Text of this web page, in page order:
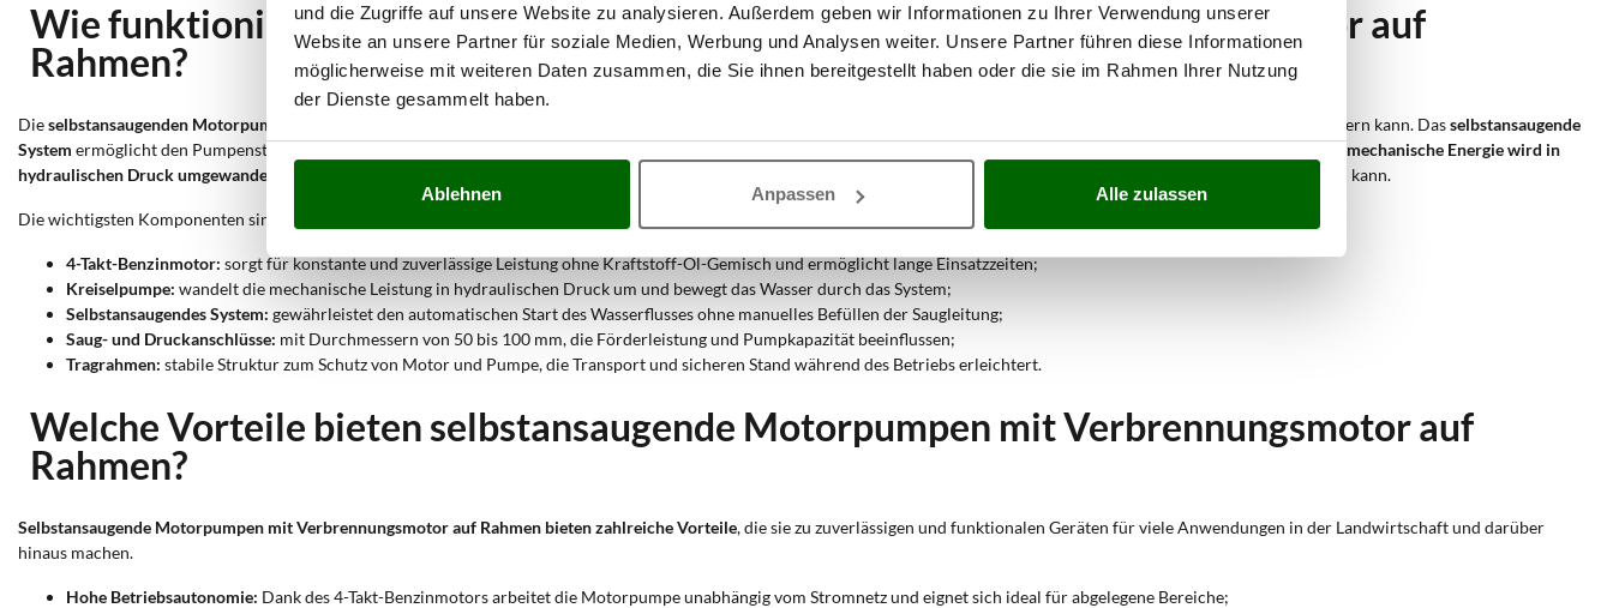
und die Zugriffe auf unsere Website zu analysieren. Außerdem geben wir Informationen zu Ihrer Verwendung unserer
Website an unsere Partner für soziale Medien, Werbung und Analysen weiter. Unsere Partner führen diese Informationen
möglicherweise mit weiteren Daten zusammen, die Sie ihnen bereitgestellt haben oder die sie im Rahmen Ihrer Nutzung
der Dienste gesammelt haben.
Ablehnen Anpassen Alle zulassen
Wie funktioniert eine selbstansaugende Motorpumpe mit Verbrennungsmotor auf
Rahmen?
Dieselbstansaugenden Motorpumpen mit Verbrennungsmotor auf Rahmen antreibt, die große Wassermengen fördern kann. Dasselbstansaugende
System ermöglicht den Pumpenstart, ohne die Saugleitung manuell befüllen zu müssen, wodurch die Startzeiten reduziert und die Effizienz erhöht werden. Die vom Motor erzeugte mechanische Energie wird in
hydraulischen Druck umgewandelt
gibt die maximale Tiefe an, aus der Wasser angesaugt werden kann.
Die wichtigsten Komponenten sind:
4-Takt-Benzinmotor: sorgt für konstante und zuverlässige Leistung ohne Kraftstoff-Öl-Gemisch und ermöglicht lange Einsatzzeiten;
Kreiselpumpe: wandelt die mechanische Leistung in hydraulischen Druck um und bewegt das Wasser durch das System;
Selbstansaugendes System: gewährleistet den automatischen Start des Wasserflusses ohne manuelles Befüllen der Saugleitung;
Saug- und Druckanschlüsse: mit Durchmessern von 50 bis 100 mm, die Förderleistung und Pumpkapazität beeinflussen;
Tragrahmen: stabile Struktur zum Schutz von Motor und Pumpe, die Transport und sicheren Stand während des Betriebs erleichtert.
Welche Vorteile bieten selbstansaugende Motorpumpen mit Verbrennungsmotor auf
Rahmen?
Selbstansaugende Motorpumpen mit Verbrennungsmotor auf Rahmen bieten zahlreiche Vorteile, die sie zu zuverlässigen und funktionalen Geräten für viele Anwendungen in der Landwirtschaft und darüber
hinaus machen.
Hohe Betriebsautonomie: Dank des 4-Takt-Benzinmotors arbeitet die Motorpumpe unabhängig vom Stromnetz und eignet sich ideal für abgelegene Bereiche;